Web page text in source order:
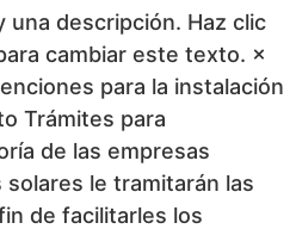
una descripción. Haz clic
cambiar este texto. ×
para la instalación
Trámites para
de las empresas
le tramitarán las
de facilitarles los